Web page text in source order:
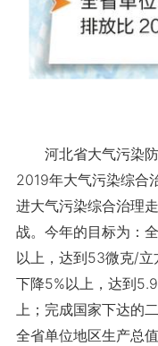
河北省大气污染防
2019年大气污染综合
进大气污染综合治理
战。今年的目标为：
以上，达到53微克/
下降5%以上，达到
上；完成国家下达的
全省单位地区生产总